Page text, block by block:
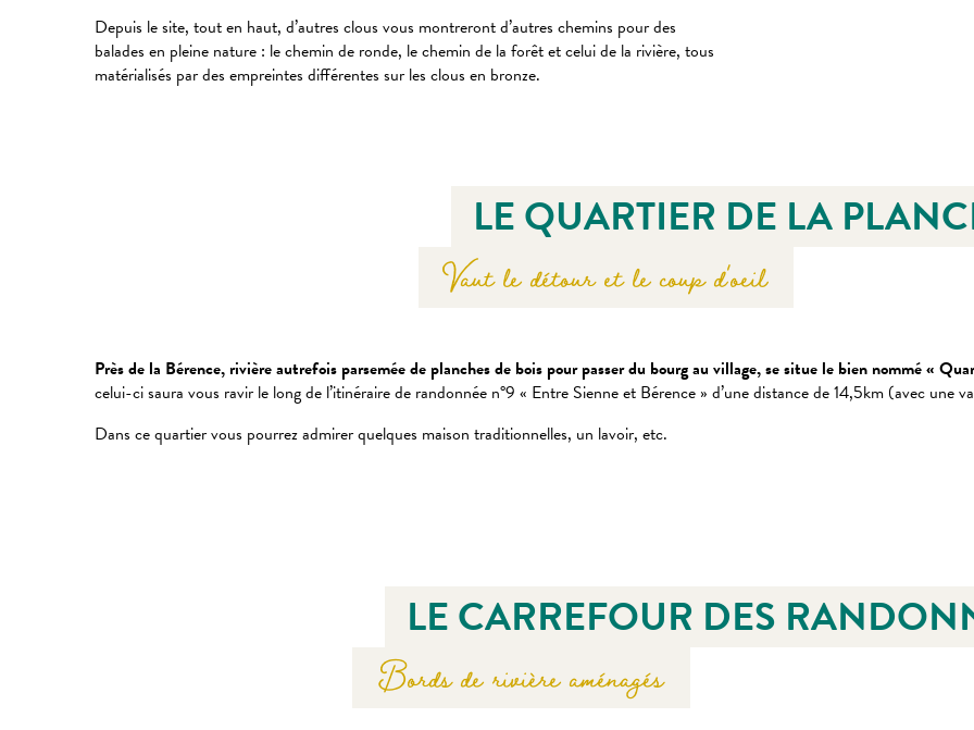
Depuis le site, tout en haut, d’autres clous vous montreront d’autres chemins pour des
balades en pleine nature : le chemin de ronde, le chemin de la forêt et celui de la rivière, tous
matérialisés par des empreintes différentes sur les clous en bronze.
LE QUARTIER DE LA
Vaut le détour et le coup d'oeil
Près de la Bérence, rivière autrefois parsemée de planches de bois pour passer du bourg au village, se situe le bien nommé «
celui-ci saura vous ravir le long de l’itinéraire de randonnée n°9 « Entre Sienne et Bérence » d’une distance de 14,5km (avec une
Dans ce quartier vous pourrez admirer quelques maison traditionnelles, un lavoir, etc.
LE CARREFOUR DES
Bords de rivière aménagés